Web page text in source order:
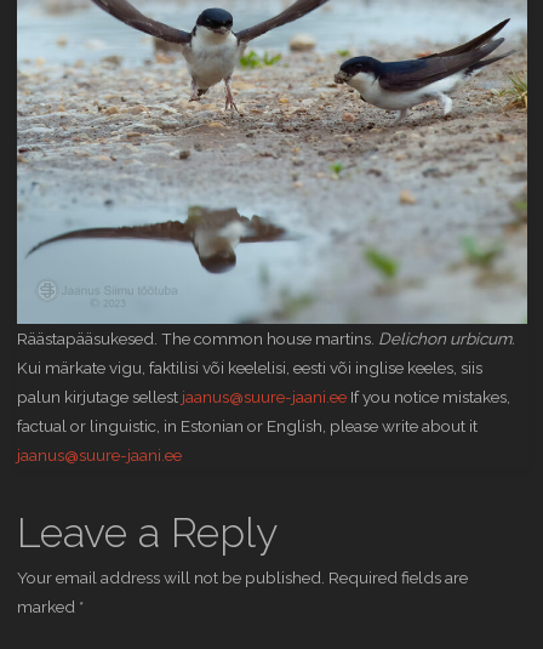
Räästapääsukesed. The common house martins. Delichon urbicum.
Kui märkate vigu, faktilisi või keelelisi, eesti või inglise keeles, siis
palun kirjutage sellest jaanus@suure-jaani.eeIf you notice mistakes,
factual or linguistic, in Estonian or English, please write about it
jaanus@suure-jaani.ee
Leave a Reply
Your email address will not be published. Required fields are
marked *